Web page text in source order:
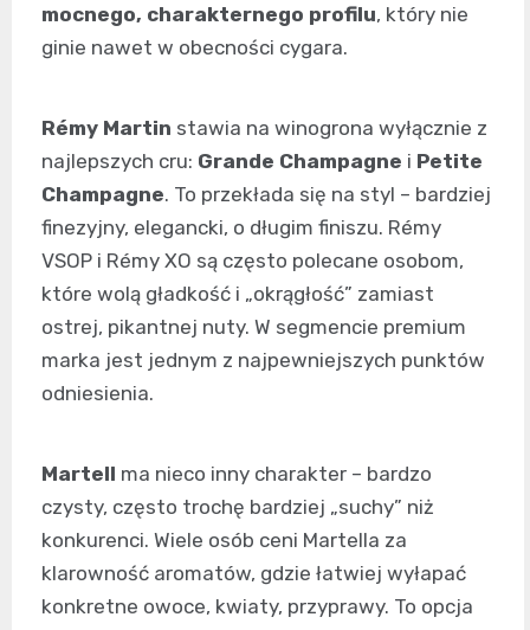
mocnego, charakternego profilu, który nie
ginie nawet w obecności cygara.
Rémy Martin stawia na winogrona wyłącznie z
najlepszych cru: Grande Champagne i Petite
Champagne. To przekłada się na styl – bardziej
finezyjny, elegancki, o długim finiszu. Rémy
VSOP i Rémy XO są często polecane osobom,
które wolą gładkość i „okrągłość” zamiast
ostrej, pikantnej nuty. W segmencie premium
marka jest jednym z najpewniejszych punktów
odniesienia.
Martell ma nieco inny charakter – bardzo
czysty, często trochę bardziej „suchy” niż
konkurenci. Wiele osób ceni Martella za
klarowność aromatów, gdzie łatwiej wyłapać
konkretne owoce, kwiaty, przyprawy. To opcja